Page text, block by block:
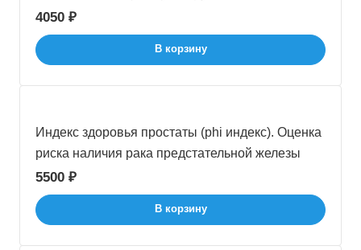
4050 ₽
В корзину
Индекс здоровья простаты (phi индекс). Оценка
риска наличия рака предстательной железы
5500 ₽
В корзину